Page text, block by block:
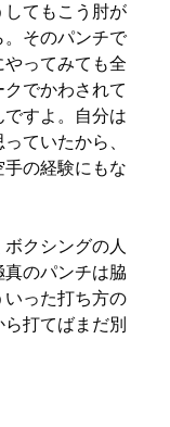
てもこう肘が
そのパンチで
ってみても全
でかわされて
すよ。自分は
ていたから、
の経験にもな
クシングの人
のパンチは脇
った打ち方の
打てばまだ別